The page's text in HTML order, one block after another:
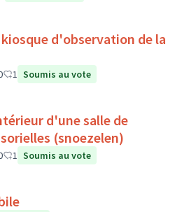
d'observation de la
1 Soumis au vote
d'une salle de
(snoezelen)
1 Soumis au vote